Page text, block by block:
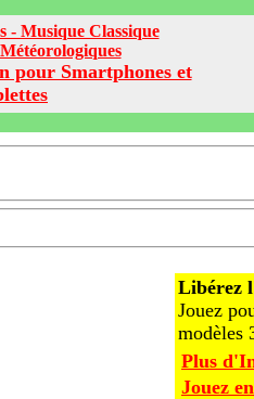
- Musique Classique
pour Smartphones et
Libérez
Jouez
modèles
Plus
Jouez